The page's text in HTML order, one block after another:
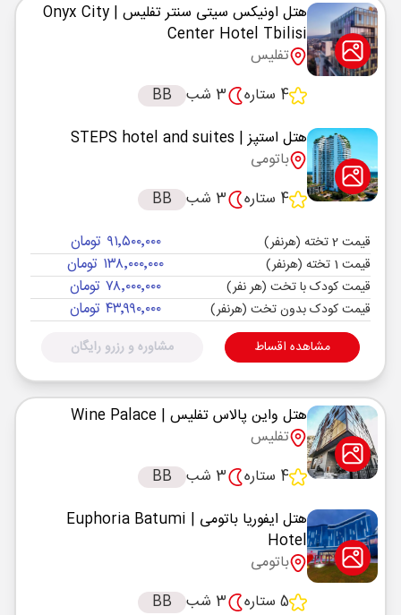
هتل اونیکس سیتی سنتر تفلیس | Onyx City
Center Hotel Tbilisi
تفلیس
4 ستاره
3 شب
BB
هتل استپز| STEPS hotel and suites
باتومی
4 ستاره
3 شب BB
قیمت 2 تخته (هرنفر) ۹۱٬۵۰۰٬۰۰۰ تومان
قیمت 1 تخته (هرنفر) ۱۳۸٬۰۰۰٬۰۰۰ تومان
قیمت کودک با تخت (هر نفر) ۷۸٬۰۰۰٬۰۰۰ تومان
قیمت کودک بدون تخت (هرنفر) ۴۳٬۹۹۰٬۰۰۰ تومان
مشاهده اقساط مشاوره و رزرو رایگان
هتل واین پالاس تفلیس | Wine Palace
تفلیس
4 ستاره
3 شب
BB
هتل ایفوریا باتومی
| Euphoria Batumi
Hotel
باتومی
5 ستاره
3 شب BB